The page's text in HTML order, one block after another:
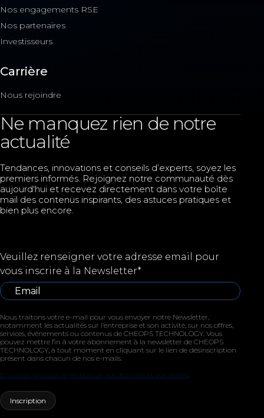
Nos engagements RSE
Nos partenaires
Investisseurs
Carrière
Nous rejoindre
Ne manquez rien de notre
actualité
Tendances, innovations et conseils d’experts, soyez les
premiers informés. Rejoignez notre communauté dès
aujourd'hui et recevez directement dans votre boîte
mail des contenus inspirants, des astuces pratiques et
bien plus encore.
Veuillez renseigner votre adresse email pour
vous inscrire à la Newsletter*
Nous traitons votre e-mail pour vous envoyer notre Newsletter,
notamment les actualités sur l’entreprise et son activité, sur nos offres,
services, événements ou contenus de CHEOPS TECHNOLOGY. Vous
pouvez mettre fin à votre abonnement à la newsletter de CHEOPS
TECHNOLOGY, à tout moment en cliquant sur le lien de désinscription
présent dans chacun de nos e-mails.
En savoir plus sur la gestion de vos données et vos droits.